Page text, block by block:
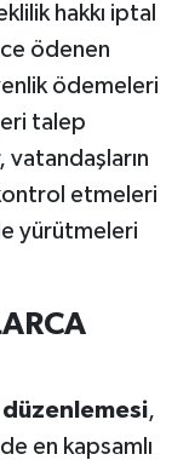
hakkı iptal
ödenen
ödemeleri
talep
etmeleri
yürütmeleri
düzenlemesi,
en kapsamlı